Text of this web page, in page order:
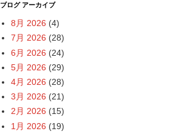
ブログ アーカイブ
8月 2026 (4)
7月 2026 (28)
6月 2026 (24)
5月 2026 (29)
4月 2026 (28)
3月 2026 (21)
2月 2026 (15)
1月 2026 (19)